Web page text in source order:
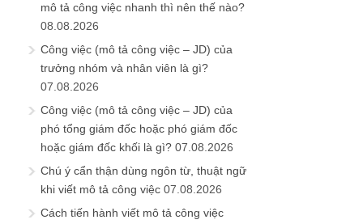
mô tả công việc nhanh thì nên thế nào?
08.08.2026
Công việc (mô tả công việc – JD) của
trưởng nhóm và nhân viên là gì?
07.08.2026
Công việc (mô tả công việc – JD) của
phó tổng giám đốc hoặc phó giám đốc
hoặc giám đốc khối là gì? 07.08.2026
Chú ý cẩn thận dùng ngôn từ, thuật ngữ
khi viết mô tả công việc 07.08.2026
Cách tiến hành viết mô tả công việc